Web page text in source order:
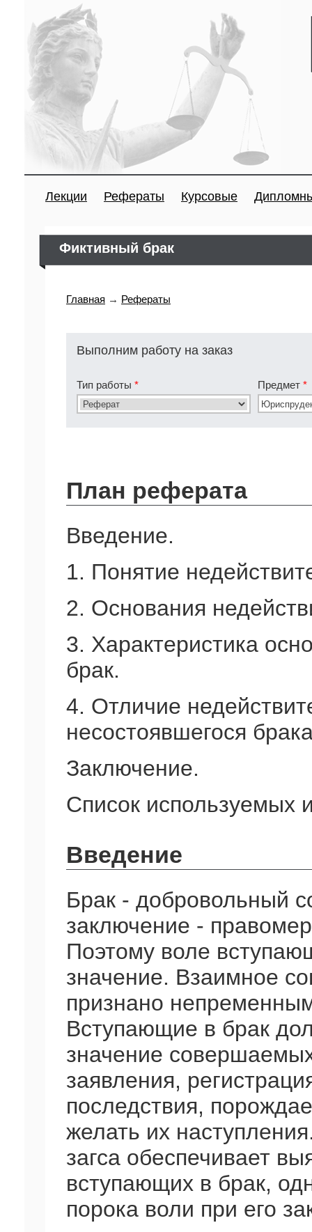
Лекции Рефераты Курсовые
Фиктивный брак
Главная → Рефераты
Выполним работу на заказ
Тип работы * Предмет *
План реферата
Введение.
1. Понятие
2. Основания
3. Характеристика
брак.
4. Отличие
несостоявшегося
Заключение.
Список используемых
Введение
Брак - добровольный
заключение -
Поэтому воле
значение. Взаимное
признано
Вступающие в брак
значение
заявления,
последствия,
желать их
загса обеспечивает
вступающих в брак,
порока воли при его